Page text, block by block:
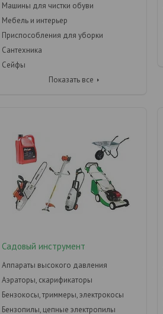
Машины для чистки обуви
Мебель и интерьер
Приспособления для уборки
Сантехника
Сейфы
Показать все
Садовый инструмент
Аппараты высокого давления
Аэраторы, скарификаторы
Бензокосы, триммеры, электрокосы
Бензопилы, цепные электропилы